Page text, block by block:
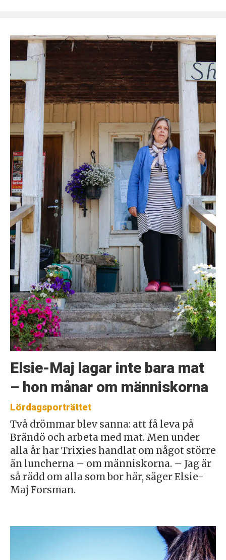
Elsie-Maj lagar inte bara mat
– hon månar om människorna
Lördagsporträttet
Två drömmar blev sanna: att få leva på
Brändö och arbeta med mat. Men under
alla år har Trixies handlat om något större
än luncherna – om människorna. – Jag är
så rädd om alla som bor här, säger Elsie-
Maj Forsman.